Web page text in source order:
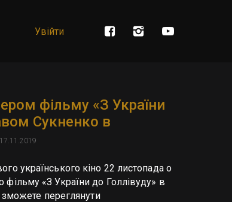
Увійти
фільму «З України
Сукненко в
17.11.2019
українського кіно 22 листопада о
«З України до Голлівуду» в
зможете переглянути